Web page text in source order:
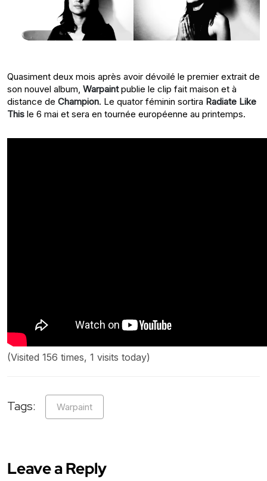
Quasiment deux mois après avoir dévoilé le premier extrait de
son nouvel album, Warpaintpublie le clip fait maison et à
distance de Champion. Le quator féminin sortira Radiate Like
This le 6 mai et sera en tournée européenne au printemps.
(Visited 156 times, 1 visits today)
Tags: Warpaint
Leave a Reply